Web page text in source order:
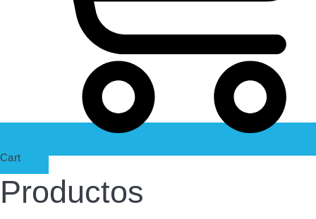
Cart
Productos